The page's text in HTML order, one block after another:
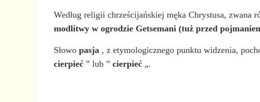
Według religii chrześcijańskiej męka Chrystusa, zwana
modlitwy w ogrodzie Getsemani (tuż przed
Słowopasja , z etymologicznego punktu widzenia,
cierpieć ” lub ”cierpieć „.